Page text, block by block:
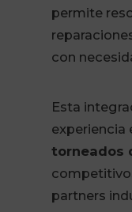
permite
con
Esta
experiencia
torneados
partners